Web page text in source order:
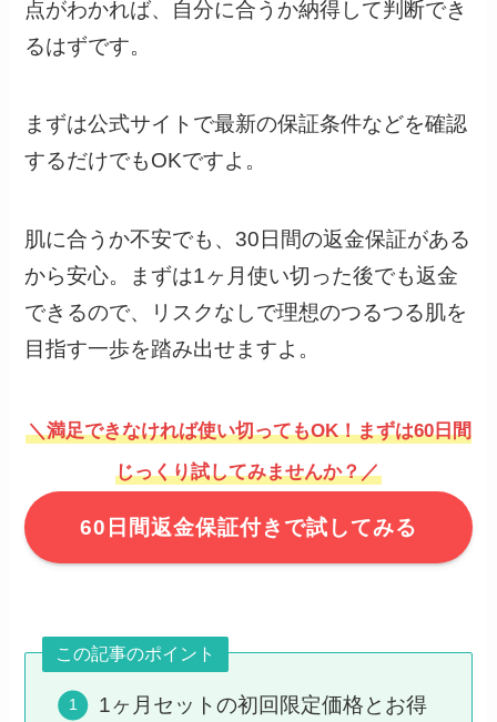
点がわかれば、自分に合うか納得して判断でき
るはずです。
まずは公式サイトで最新の保証条件などを確認
するだけでもOKですよ。
肌に合うか不安でも、30日間の返金保証がある
から安心。まずは1ヶ月使い切った後でも返金
できるので、リスクなしで理想のつるつる肌を
目指す一歩を踏み出せますよ。
＼満足できなければ使い切ってもOK！まずは60日間
じっくり試してみませんか？／
60日間返金保証付きで試してみる
この記事のポイント
1ヶ月セットの初回限定価格とお得